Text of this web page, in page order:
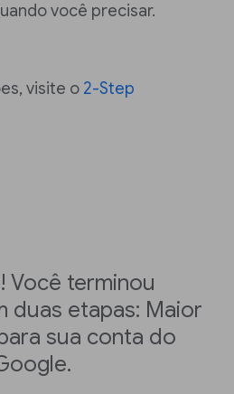
você precisar.
visite o 2-Step
Você terminou
duas etapas: Maior
sua conta do